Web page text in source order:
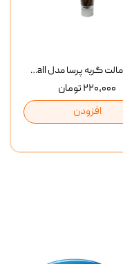
خمیر مالت گربه پرسا مدل Anti Hairball وزن 110 گرم
۲۲۰,۰۰۰ تومان
افزودن